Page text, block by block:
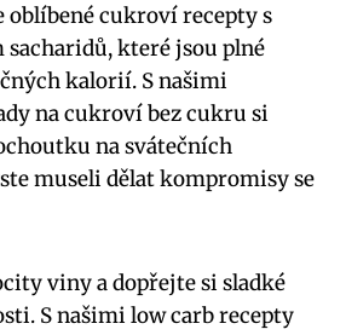
oblíbené cukroví recepty s​
které⁤ jsou ‍plné
kalorií. S našimi‍
na cukroví bez cukru si
na‍ svátečních
museli dělat‌ kompromisy se
viny a dopřejte si sladké
S našimi low carb recepty